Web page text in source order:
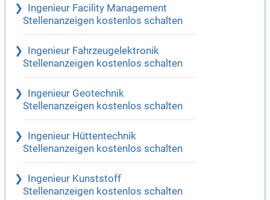
Ingenieur Facility Management
Stellenanzeigen kostenlos schalten
Ingenieur Fahrzeugelektronik
Stellenanzeigen kostenlos schalten
Ingenieur Geotechnik
Stellenanzeigen kostenlos schalten
Ingenieur Hüttentechnik
Stellenanzeigen kostenlos schalten
Ingenieur Kunststoff
Stellenanzeigen kostenlos schalten